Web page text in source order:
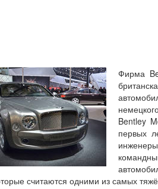
Фирма
Bentley
первых
считаются одними из самых